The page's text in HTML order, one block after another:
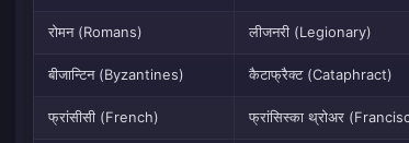
रोमन (Romans) लीजनरी (Legionary)
बीजान्टिन (Byzantines) कैटाफ्रैक्ट (Cataphract)
फ्रांसीसी (French) फ्रांसिस्का थ्रोअर